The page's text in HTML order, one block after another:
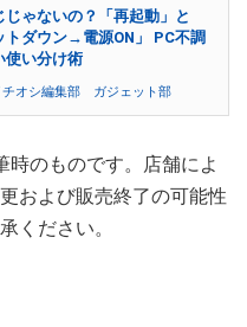
じゃないの？「再起動」と
トダウン→電源ON」 PC不調
使い分け術
チオシ編集部 ガジェット部
時のものです。店舗によ
および販売終了の可能性
ください。